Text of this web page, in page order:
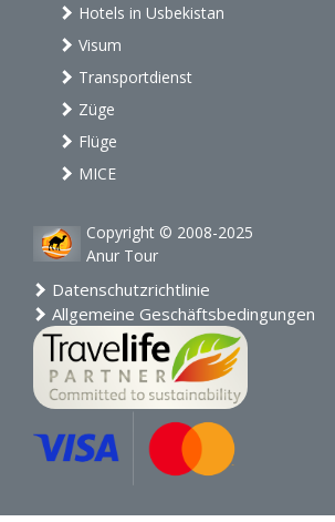
Hotels in Usbekistan
Visum
Transportdienst
Züge
Flüge
MICE
Copyright © 2008-2025
Anur Tour
Datenschutzrichtlinie
Allgemeine Geschäftsbedingungen